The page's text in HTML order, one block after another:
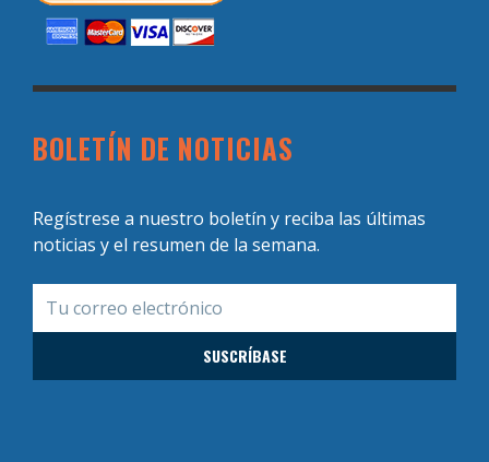
BOLETÍN DE NOTICIAS
Regístrese a nuestro boletín y reciba las últimas
noticias y el resumen de la semana.